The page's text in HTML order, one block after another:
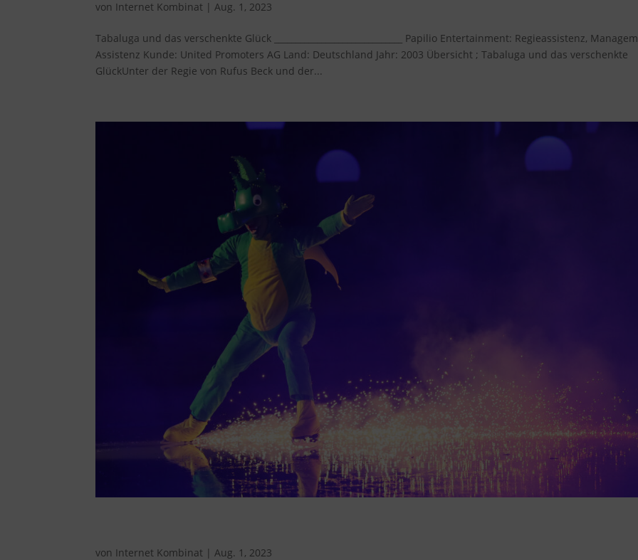
von Internet Kombinat |Aug. 1, 2023
Tabaluga und das verschenkte Glück ______________________________ Papilio Entertainment: Regieassistenz,
Assistenz Kunde: United Promoters AG Land: Deutschland Jahr: 2003 Übersicht ; Tabaluga und das verschenkte
GlückUnter der Regie von Rufus Beck und der...
von Internet Kombinat |Aug. 1, 2023